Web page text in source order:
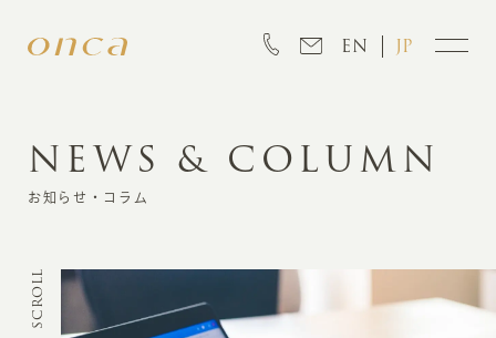
EN JP
INFORMATION
CREATION
NEWS & COLUMN
お知らせ・コラム
SCROLL